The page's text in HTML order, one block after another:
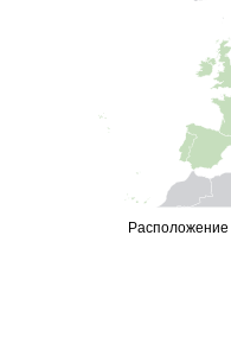
Расположение